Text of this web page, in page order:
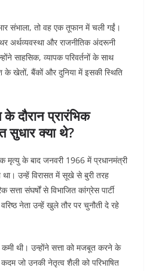
संभाला, तो वह एक तूफान में चली गईं।
अर्थव्यवस्था और राजनीतिक अंदरूनी
साहसिक, व्यापक परिवर्तनों के साथ
के खेतों, बैंकों और दुनिया में इसकी स्थिति
दौरान प्रारंभिक
सुधार क्या थे?
मृत्यु के बाद जनवरी 1966 में प्रधानमंत्री
उन्हें विरासत में सूखे से बुरी तरह
संघर्षों से विभाजित कांग्रेस पार्टी
नेता उन्हें खुले तौर पर चुनौती दे रहे
थी। उन्होंने सत्ता को मजबूत करने के
जो उनकी नेतृत्व शैली को परिभाषित